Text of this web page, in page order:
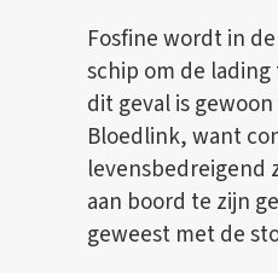
Fosfine wordt in
schip om de
dit geval is
Bloedlink, want
levensbedreigend
aan boord te zijn
geweest met de